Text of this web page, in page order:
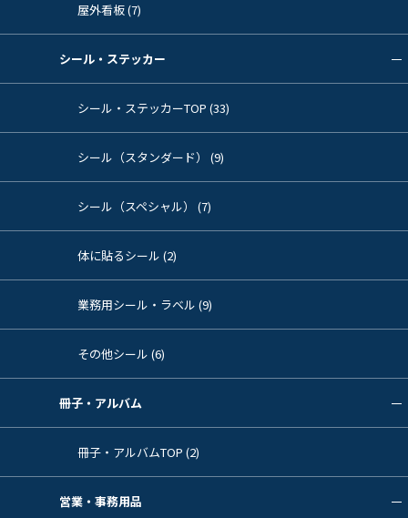
屋外看板 (7)
シール・ステッカー
シール・ステッカーTOP (33)
シール（スタンダード） (9)
シール（スペシャル） (7)
体に貼るシール (2)
業務用シール・ラベル (9)
その他シール (6)
冊子・アルバム
冊子・アルバムTOP (2)
営業・事務用品